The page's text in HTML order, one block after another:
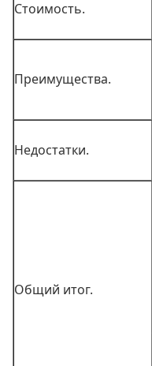
Стоимость.
Преимущества.
Недостатки.
Общий итог.